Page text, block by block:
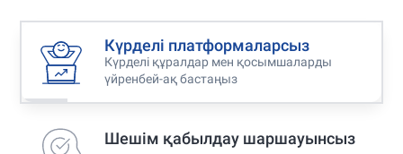
Күрделі платформаларсыз
Күрделі құралдар мен қосымшаларды
үйренбей-ақ бастаңыз
Шешім қабылдау шаршауынсыз